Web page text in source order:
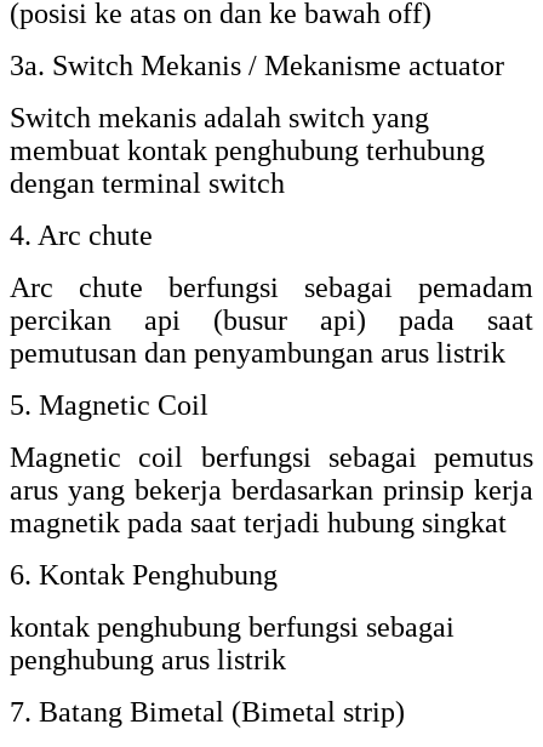
(posisi ke atas on dan ke bawah off)
3a. Switch Mekanis / Mekanisme actuator
Switch mekanis adalah switch yang
membuat kontak penghubung terhubung
dengan terminal switch
4. Arc chute
Arc chute berfungsi sebagai pemadam
percikan api (busur api) pada saat
pemutusan dan penyambungan arus listrik
5. Magnetic Coil
Magnetic coil berfungsi sebagai pemutus
arus yang bekerja berdasarkan prinsip kerja
magnetik pada saat terjadi hubung singkat
6. Kontak Penghubung
kontak penghubung berfungsi sebagai
penghubung arus listrik
7. Batang Bimetal (Bimetal strip)